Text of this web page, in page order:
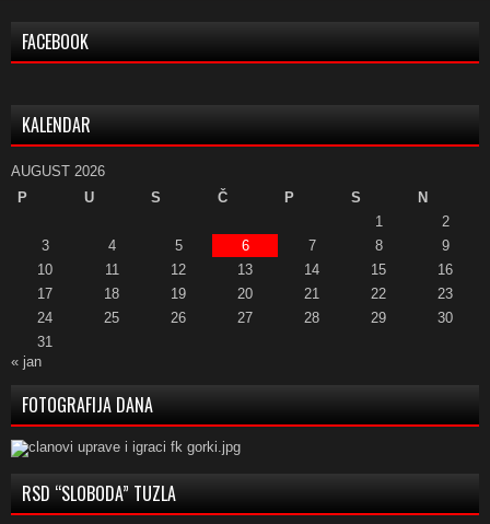
FACEBOOK
KALENDAR
AUGUST 2026
P
U S Č P S
N
1
2
3
4 5 6 7 8
9
10
11 12 13 14 15
16
17
18 19 20 21 22
23
24
25 26 27 28 29
30
31
« jan
FOTOGRAFIJA DANA
RSD “SLOBODA” TUZLA